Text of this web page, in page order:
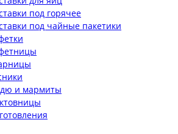
под горячее
под чайные пакетики
и мармиты